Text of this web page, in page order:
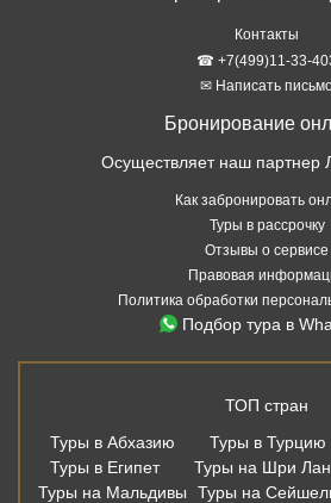
Контакты
☎ +7(499)11-33-
✉ Написать
Бронирование
Осуществляет наш партнер
Как забронировать
Туры в рассрочку
Отзывы о сервисе
Правовая
Политика обработки
Подбор тура в
ТОП стран
Туры в Абхазию
Туры в Турцию
Туры в Египет
Туры на Шри
Туры на Мальдивы
Туры на